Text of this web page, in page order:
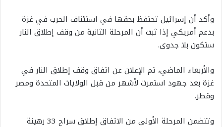
وأكد أن إسرائيل تحتفظ بحقها في استئناف الحرب في غزة
بدعم أمريكي إذا ثبت أن المرحلة الثانية من وقف إطلاق النار
ستكون بلا جدوى.
والأربعاء الماضي، تم الإعلان عن اتفاق وقف إطلاق النار في
غزة بعد جهود استمرت لأشهر من قبل الولايات المتحدة ومصر
وقطر.
وتتضمن المرحلة الأولى من الاتفاق إطلاق سراح 33 رهينة